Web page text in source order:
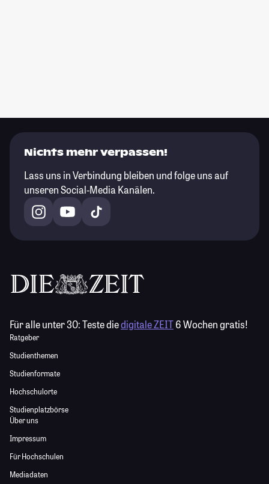
Nichts mehr verpassen!
Lass uns in Verbindung bleiben und folge uns auf
unseren Social-Media Kanälen.
Für alle unter 30:Teste diedigitale ZEIT6 Wochen gratis!
Ratgeber
Studienthemen
Studienformate
Hochschulorte
Studienplatzbörse
Über uns
Impressum
Für Hochschulen
Mediadaten